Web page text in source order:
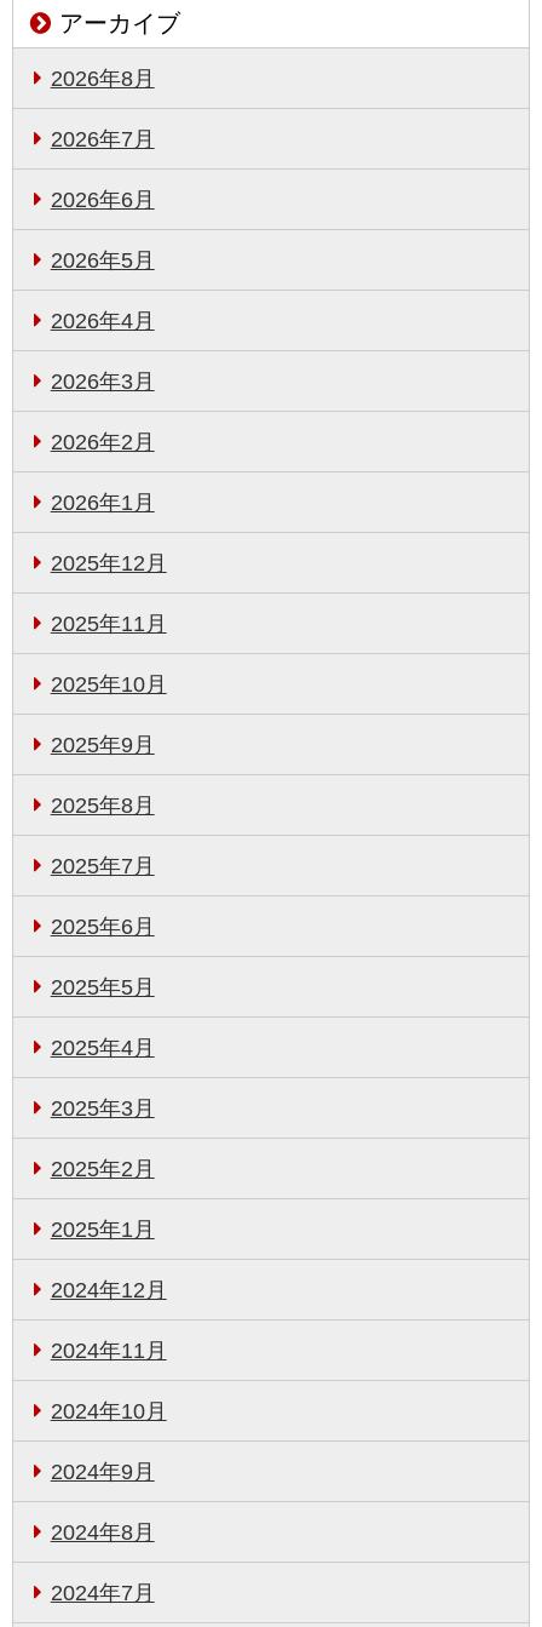
アーカイブ
2026年8月
2026年7月
2026年6月
2026年5月
2026年4月
2026年3月
2026年2月
2026年1月
2025年12月
2025年11月
2025年10月
2025年9月
2025年8月
2025年7月
2025年6月
2025年5月
2025年4月
2025年3月
2025年2月
2025年1月
2024年12月
2024年11月
2024年10月
2024年9月
2024年8月
2024年7月